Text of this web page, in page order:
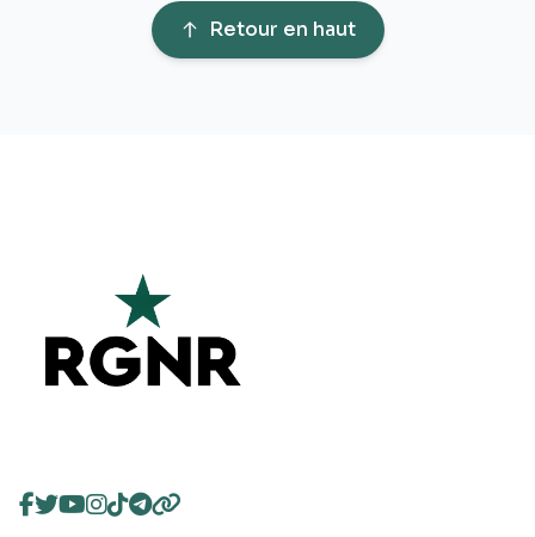
Retour en haut